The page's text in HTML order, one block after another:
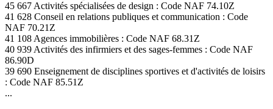
45 667 Activités spécialisées de design : Code NAF 74.10Z
41 628 Conseil en relations publiques et communication : Code
NAF 70.21Z
41 108 Agences immobilières : Code NAF 68.31Z
40 939 Activités des infirmiers et des sages-femmes : Code NAF
86.90D
39 690 Enseignement de disciplines sportives et d'activités de loisirs
: Code NAF 85.51Z
...